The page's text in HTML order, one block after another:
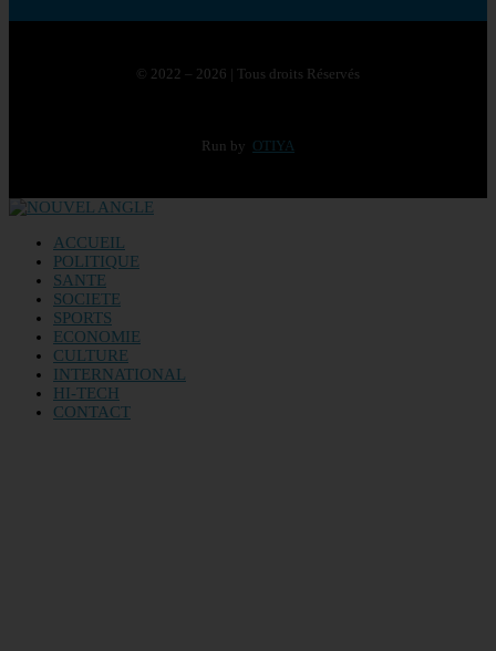
© 2022 – 2026 | Tous droits Réservés
Run by OTIYA
ACCUEIL
POLITIQUE
SANTE
SOCIETE
SPORTS
ECONOMIE
CULTURE
INTERNATIONAL
HI-TECH
CONTACT